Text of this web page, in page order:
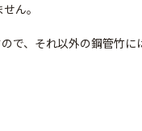
ん。
で、それ以外の鋼管竹に